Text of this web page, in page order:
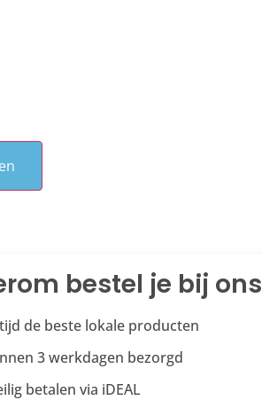
bestel je bij ons
de beste lokale producten
3 werkdagen bezorgd
betalen via iDEAL